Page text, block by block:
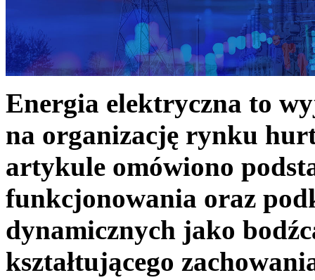
Energia elektryczna to
na organizację rynku
artykule omówiono
funkcjonowania oraz
dynamicznych jako
kształtującego